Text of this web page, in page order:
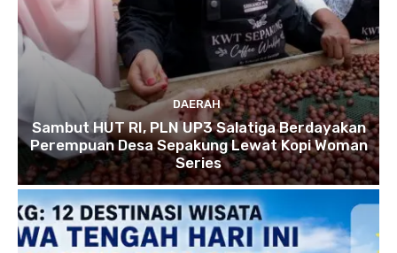
DAERAH
Sambut HUT RI, PLN UP3 Salatiga Berdayakan
Perempuan Desa Sepakung Lewat Kopi Woman
Series